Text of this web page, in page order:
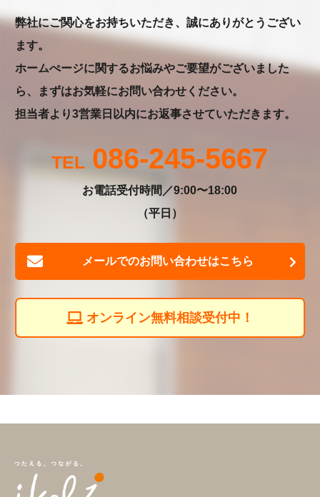
弊社にご関心をお持ちいただき、誠にありがとうござい
ます。
ホームぺージに関するお悩みやご要望がございました
ら、まずはお気軽にお問い合わせください。
担当者より3営業日以内にお返事させていただきます。
086-245-5667
お電話受付時間／9:00〜18:00
（平日）
メールでのお問い合わせはこちら
オンライン無料相談受付中！